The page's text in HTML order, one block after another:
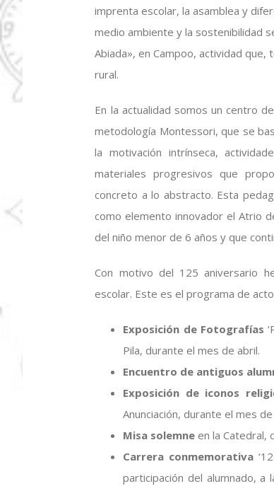
imprenta escolar, la asamblea y
medio ambiente y la sostenibilidad
Abiada», en Campoo, actividad que,
rural.
En la actualidad somos un centro
metodología Montessori, que se
la motivación intrínseca,
materiales progresivos que
concreto a lo abstracto. Esta
como elemento innovador el Atrio
del niño menor de 6 años y que
Con motivo del 125 aniversario
escolar. Este es el programa de
Exposición de Fotografías
Pila, durante el mes de abril.
Encuentro de antiguos
Exposición de iconos
Anunciación, durante el mes
Misa solemne en la Catedral,
Carrera conmemorativa
participación del alumnado,